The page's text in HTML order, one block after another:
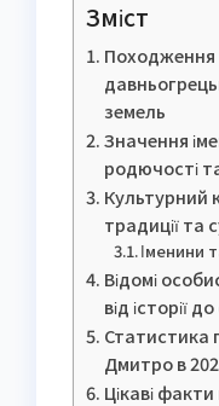
Зміст
Походження
земель
Значення
родючості
Культурний
традиції та
Іменини
Відомі
від історії
Статистика
Дмитро в
Цікаві